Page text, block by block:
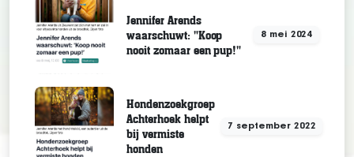
Jennifer Arends
waarschuwt: "Koop
nooit zomaar een pup!"
8 mei 2024
Hondenzoekgroep
Achterhoek helpt
bij vermiste
honden
7 september 2022